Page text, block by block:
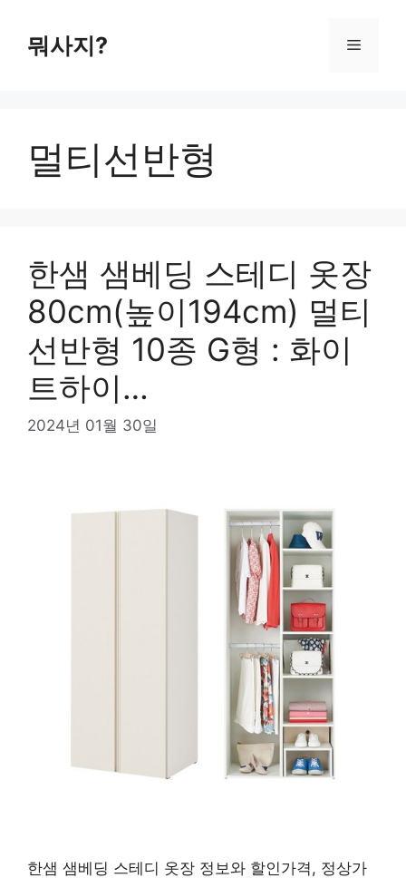
뭐사지? 메
멀티선반형
한샘 샘베딩 스테디 옷장
80cm(높이194cm) 멀티
선반형 10종 G형 : 화이
트하이…
2024년 01월 30일
한샘 샘베딩 스테디 옷장 정보와 할인가격, 정상가